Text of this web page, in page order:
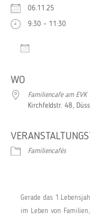
06.11.25
9:30 - 11:30
WO
Familiencafe am EVK
Kirchfeldstr. 48,
Familiencafés
Gerade das
im Leben von